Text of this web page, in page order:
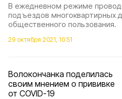
В ежедневном режиме
подъездов многоквартирных
общественного пользования.
29 октября 2021, 10:51
Волокончанка поделилась
своим мнением о прививке
от COVID-19